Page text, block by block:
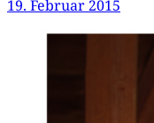
19. Februar 2015